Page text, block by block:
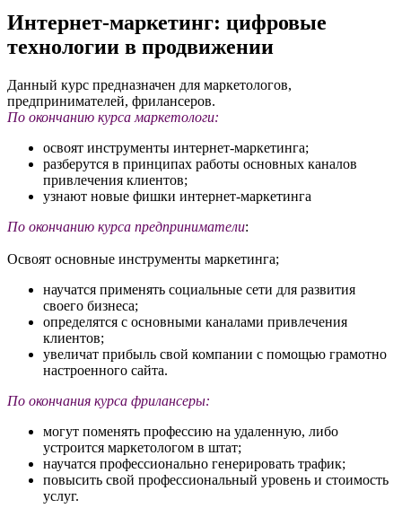
Интернет-маркетинг: цифровые
технологии в продвижении
Данный курс предназначен для маркетологов,
предпринимателей, фрилансеров.
По окончанию курса маркетологи:
освоят инструменты интернет-маркетинга;
разберутся в принципах работы основных каналов
привлечения клиентов;
узнают новые фишки интернет-маркетинга
По окончанию курса предприниматели:
Освоят основные инструменты маркетинга;
научатся применять социальные сети для развития
своего бизнеса;
определятся с основными каналами привлечения
клиентов;
увеличат прибыль свой компании с помощью грамотно
настроенного сайта.
По окончания курса фрилансеры:
могут поменять профессию на удаленную, либо
устроится маркетологом в штат;
научатся профессионально генерировать трафик;
повысить свой профессиональный уровень и стоимость
услуг.